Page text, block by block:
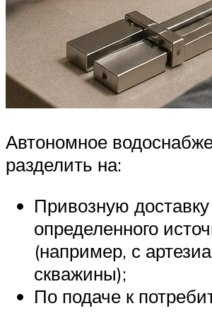
Автономное
разделить на:
Привозную
определенного
(например, с
скважины);
По подаче к